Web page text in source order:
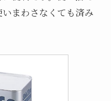
まわさなくても済み